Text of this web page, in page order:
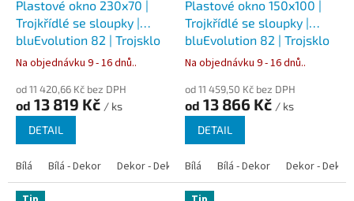
Plastové okno 230x70 |
Trojkřídlé se sloupky |
bluEvolution 82 | Trojsklo
Na objednávku 9 - 16 dnů..
od 11 420,66 Kč bez DPH
od 13 819 Kč / ks
DETAIL
Bílá Bílá - Dekor Dekor - Dekor Bílá - Antracit Bílá - Zlatý dub
Plastové okno 150x100 |
Trojkřídlé se sloupky |
bluEvolution 82 | Trojsklo
Na objednávku 9 - 16 dnů..
od 11 459,50 Kč bez DPH
od 13 866 Kč / ks
DETAIL
Bílá Bílá - Dekor Dekor - Dekor